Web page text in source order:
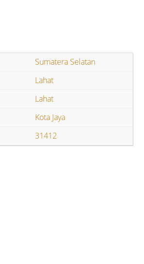
Sumatera Selatan
Lahat
Lahat
Kota Jaya
31412